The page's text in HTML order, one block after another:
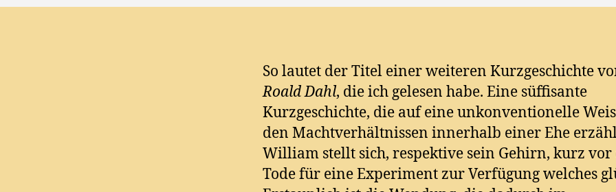
So lautet der Titel einer weiteren Kurzgeschichte
Roald Dahl, die ich gelesen habe. Eine süffisante
Kurzgeschichte, die auf eine unkonventionelle
den Machtverhältnissen innerhalb einer Ehe
William stellt sich, respektive sein Gehirn, kurz vor
Tode für eine Experiment zur Verfügung welches